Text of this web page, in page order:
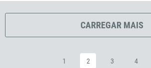
CARREGAR MAIS
1 2 3 4
500
358